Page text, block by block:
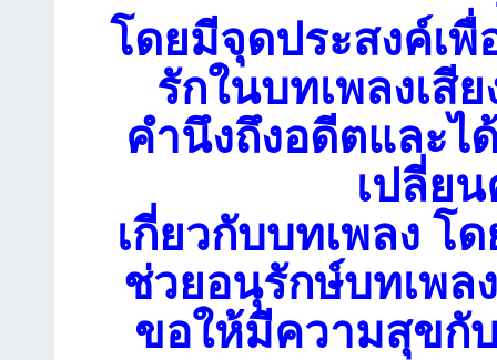
โดยมีจุดประสงค์เ
รักในบทเพลงเสี
คำนึงถึงอดีตและไ
เปลี่ย
เกี่ยวกับบทเพลง โ
ช่วยอนุรักษ์บทเพล
ขอให้มีความสุขกั